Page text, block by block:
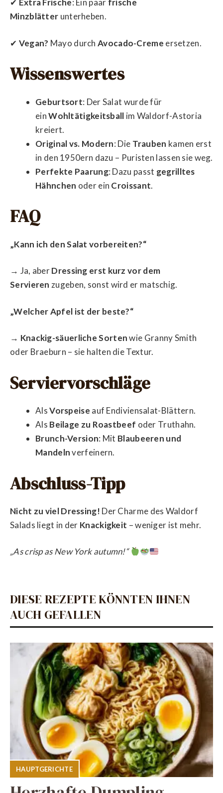
✔ Extra Frische: Ein paar frische
Minzblätter unterheben.
✔ Vegan? Mayo durchAvocado-Creme ersetzen.
Wissenswertes
Geburtsort: Der Salat wurde für
einWohltätigkeitsball im Waldorf-Astoria
kreiert.
Original vs. Modern: Die Trauben kamen erst
in den 1950ern dazu – Puristen lassen sie weg.
Perfekte Paarung: Dazu passt gegrilltes
Hähnchen oder ein Croissant.
FAQ
„Kann ich den Salat vorbereiten?“
→ Ja, aberDressing erst kurz vor dem
Servieren zugeben, sonst wird er matschig.
„Welcher Apfel ist der beste?“
→ Knackig-säuerliche Sortenwie Granny Smith
oder Braeburn – sie halten die Textur.
Serviervorschläge
AlsVorspeise auf Endiviensalat-Blättern.
Als Beilage zu Roastbeef oder Truthahn.
Brunch-Version: Mit Blaubeeren und
Mandelnverfeinern.
Abschluss-Tipp
Nicht zu viel Dressing! Der Charme des Waldorf
Salads liegt in der Knackigkeit – weniger ist mehr.
„As crisp as New York autumn!“
DIESE REZEPTE KÖNNTEN IHNEN
AUCH GEFALLEN
HAUPTGERICHTE